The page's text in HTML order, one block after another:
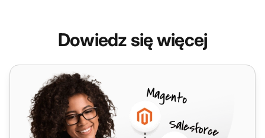
Dowiedz się więcej
Twitter (X)